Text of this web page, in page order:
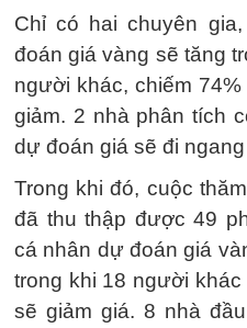
Chỉ có hai chuyên
đoán giá vàng sẽ tăng
người khác, chiếm
giảm. 2 nhà phân tích
dự đoán giá sẽ đi
Trong khi đó, cuộc
đã thu thập được 49
cá nhân dự đoán giá
trong khi 18 người
sẽ giảm giá. 8 nhà